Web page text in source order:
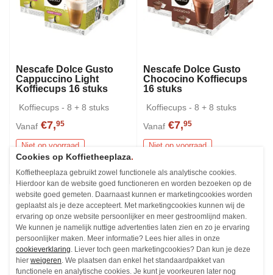
Nescafe Dolce Gusto
Cappuccino Light
Koffiecups 16 stuks
Koffiecups - 8 + 8 stuks
Vanaf €7,95
Niet op voorraad
Nescafe Dolce Gusto
Chococino Koffiecups
16 stuks
Koffiecups - 8 + 8 stuks
Vanaf €7,95
Niet op voorraad
Cookies op Koffietheeplaza.
Koffietheeplaza gebruikt zowel functionele als analytische cookies.
Hierdoor kan de website goed functioneren en worden bezoeken op de
website goed gemeten. Daarnaast kunnen er marketingcookies worden
geplaatst als je deze accepteert. Met marketingcookies kunnen wij de
ervaring op onze website persoonlijker en meer gestroomlijnd maken.
We kunnen je namelijk nuttige advertenties laten zien en zo je ervaring
persoonlijker maken. Meer informatie? Lees hier alles in onze
cookieverklaring . Liever toch geen marketingcookies? Dan kun je deze
hier weigeren . We plaatsen dan enkel het standaardpakket van
functionele en analytische cookies. Je kunt je voorkeuren later nog